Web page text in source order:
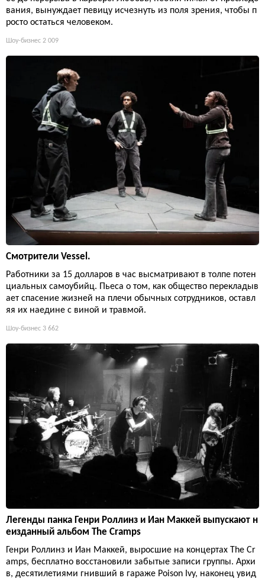
вания, вынуждает певицу исчезнуть из поля зрения, чтобы п
росто остаться человеком.
Шоу-бизнес 2 009
Смотрители Vessel.
Работники за 15 долларов в час высматривают в толпе потен
циальных самоубийц. Пьеса о том, как общество перекладыв
ает спасение жизней на плечи обычных сотрудников, оставл
яя их наедине с виной и травмой.
Шоу-бизнес 3 662
Легенды панка Генри Роллинз и Иан Маккей выпускают н
еизданный альбом The Cramps
Генри Роллинз и Иан Маккей, выросшие на концертах The Cr
amps, бесплатно восстановили забытые записи группы. Архи
в, десятилетиями гнивший в гараже Poison Ivy, наконец увид